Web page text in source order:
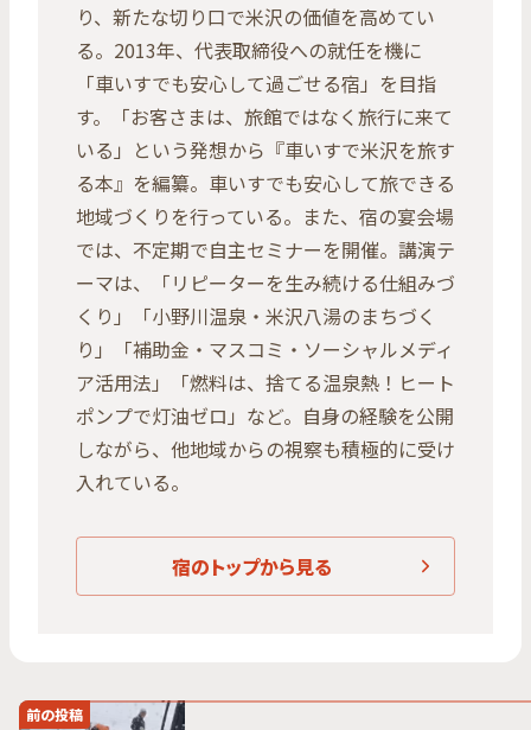
り、新たな切り口で米沢の価値を高めてい
る。2013年、代表取締役への就任を機に
「車いすでも安心して過ごせる宿」を目指
す。「お客さまは、旅館ではなく旅行に来て
いる」という発想から『車いすで米沢を旅す
る本』を編纂。車いすでも安心して旅できる
地域づくりを行っている。また、宿の宴会場
では、不定期で自主セミナーを開催。講演テ
ーマは、「リピーターを生み続ける仕組みづ
くり」「小野川温泉・米沢八湯のまちづく
り」「補助金・マスコミ・ソーシャルメディ
ア活用法」「燃料は、捨てる温泉熱！ヒート
ポンプで灯油ゼロ」など。自身の経験を公開
しながら、他地域からの視察も積極的に受け
入れている。
宿のトップから見る
前の投稿